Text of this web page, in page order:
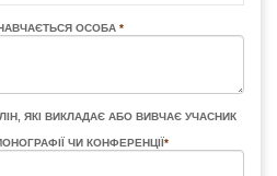
ОСОБА *
ЯКІ ВИКЛАДАЄ АБО ВИВЧАЄ УЧАСНИК
ЧИ КОНФЕРЕНЦІЇ*